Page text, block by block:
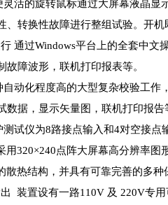
活的旋转鼠标通过大屏幕液晶显
、转换性故障进行整组试验。开
通过Windows平台上的全套中文
障波形，联机打印报表等。
动化程度高的大型复杂校验工作
数据，显示矢量图，联机打印报告
试仪为8路接点输入和4对空接
320×240点阵大屏幕高分辨率图
热结构，并具有可靠完善的多
装置设有一路110V 及 220V专